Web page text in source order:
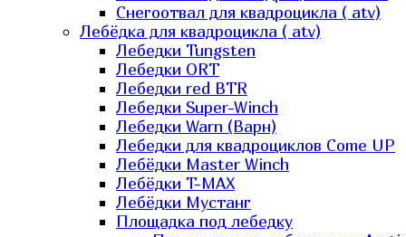
Снегоотвал для квадроцикла ( atv)
Лебёдка для квадроцикла ( atv)
Лебедки Tungsten
Лебедки ORT
Лебедки red BTR
Лебедки Super-Winch
Лебедки Warn (Варн)
Лебедки для квадроциклов Come UP
Лебёдки Master Winch
Лебёдки T-MAX
Лебёдки Мустанг
Площадка под лебедку